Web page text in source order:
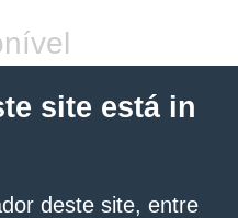
site está in
deste site, entre